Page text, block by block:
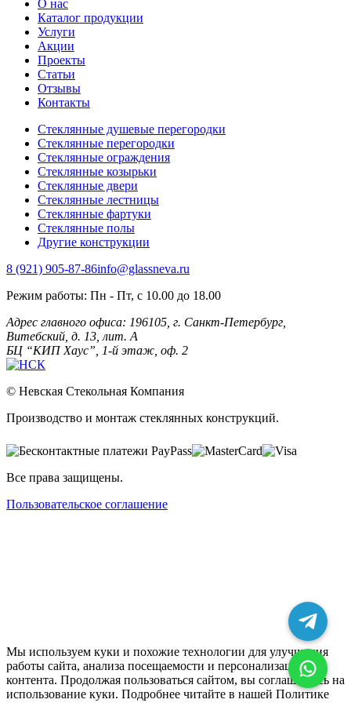
О нас
Каталог продукции
Услуги
Акции
Проекты
Статьи
Отзывы
Контакты
Стеклянные душевые перегородки
Стеклянные перегородки
Стеклянные ограждения
Стеклянные козырьки
Стеклянные двери
Стеклянные лестницы
Стеклянные фартуки
Стеклянные полы
Другие конструкции
8 (921) 905-87-86info@glassneva.ru
Режим работы: Пн - Пт, с 10.00 до 18.00
Адрес главного офиса: 196105, г. Санкт-Петербург,
Витебский, д. 13, лит. А
БЦ “КИП Хаус”, 1-й этаж, оф. 2
© Невская Стекольная Компания
Производство и монтаж стеклянных конструкций.
Все права защищены.
Пользовательское соглашение
Мы используем куки и похожие технологии для улучшения
работы сайта, анализа посещаемости и персонализации
контента. Продолжая пользоваться сайтом, вы соглашаетесь на
использование куки. Подробнее читайте в нашей Политике